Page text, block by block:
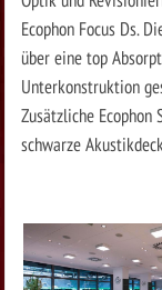
Ecophon Focus Ds.
über eine top
Unterkonstruktion
Zusätzliche Ecophon
schwarze